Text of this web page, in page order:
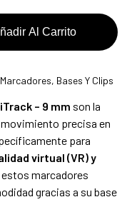
Al Carrito
Marcadores, Bases Y Clips
– 9 mm son la
precisa en
para
virtual (VR) y
estos marcadores
gracias a su base